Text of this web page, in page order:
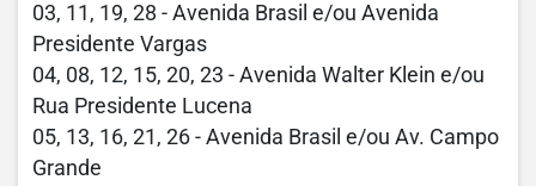
03, 11, 19, 28 - Avenida Brasil e/ou Avenida
Presidente Vargas
04, 08, 12, 15, 20, 23 - Avenida Walter Klein e/ou
Rua Presidente Lucena
05, 13, 16, 21, 26 - Avenida Brasil e/ou Av. Campo
Grande